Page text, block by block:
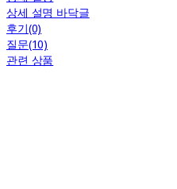
상세 설명 바닥글
후기(0)
질문(10)
관련 상품